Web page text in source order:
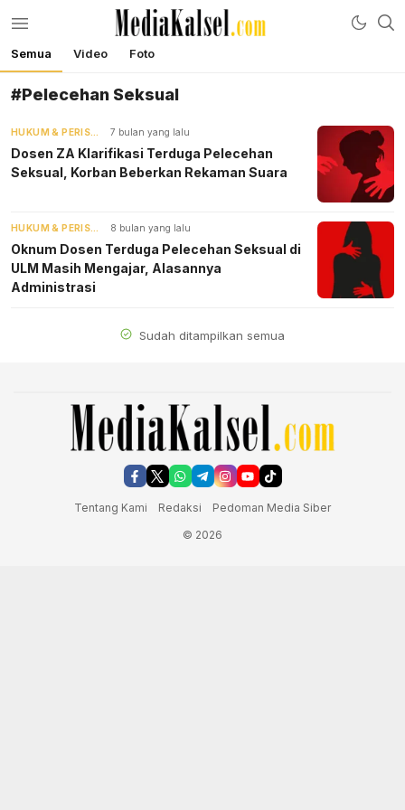
mediakalsel.com
Berita Update Banua
Semua Video Foto
#Pelecehan Seksual
HUKUM & PERISTIWA 7 bulan yang lalu
Dosen ZA Klarifikasi Terduga Pelecehan
Seksual, Korban Beberkan Rekaman Suara
HUKUM & PERISTIWA 8 bulan yang lalu
Oknum Dosen Terduga Pelecehan Seksual di
ULM Masih Mengajar, Alasannya
Administrasi
Sudah ditampilkan semua
Tentang Kami Redaksi
Pedoman Media Siber
© 2026